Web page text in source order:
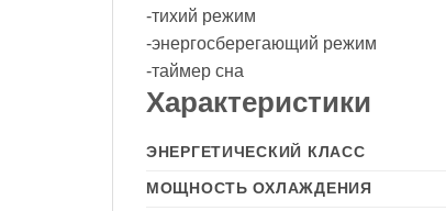
-тихий режим
-энергосберегающий режим
-таймер сна
Характеристики
ЭНЕРГЕТИЧЕСКИЙ КЛАСС
МОЩНОСТЬ ОХЛАЖДЕНИЯ